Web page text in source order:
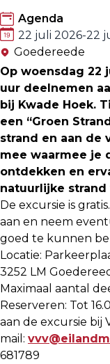
Agenda
22 juli 2026-22
Goedereede
Op woensdag 22
uur deelnemen
bij Kwade Hoek.
een “Groen
strand en aan de
mee waarmee je
ontdekken en
natuurlijke strand
De excursie is
aan en neem
goed te kunnen
Locatie:
3252 LM
Maximaal aantal
Reserveren: Tot
aan de excursie bij
mail:
681789